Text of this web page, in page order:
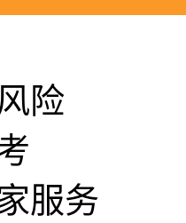
险
服务